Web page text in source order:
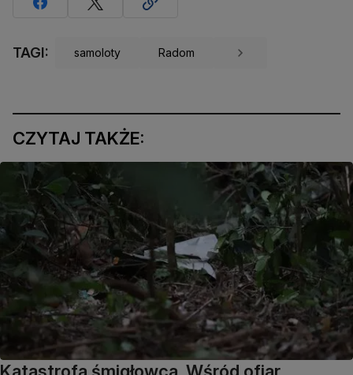
TAGI: samoloty Radom
CZYTAJ TAKŻE:
Katastrofa śmigłowca. Wśród ofiar